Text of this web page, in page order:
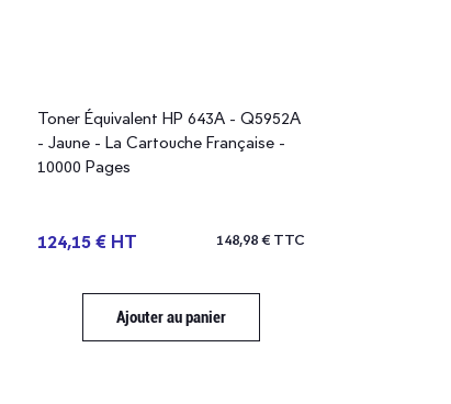
Toner Équivalent HP 643A - Q5952A
- Jaune - La Cartouche Française -
10000 Pages
124,15 € HT 148,98 € TTC
Ajouter au panier